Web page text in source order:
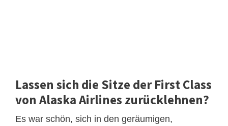
Lassen sich die Sitze der First Class
von Alaska Airlines zurücklehnen?
Es war schön, sich in den geräumigen,